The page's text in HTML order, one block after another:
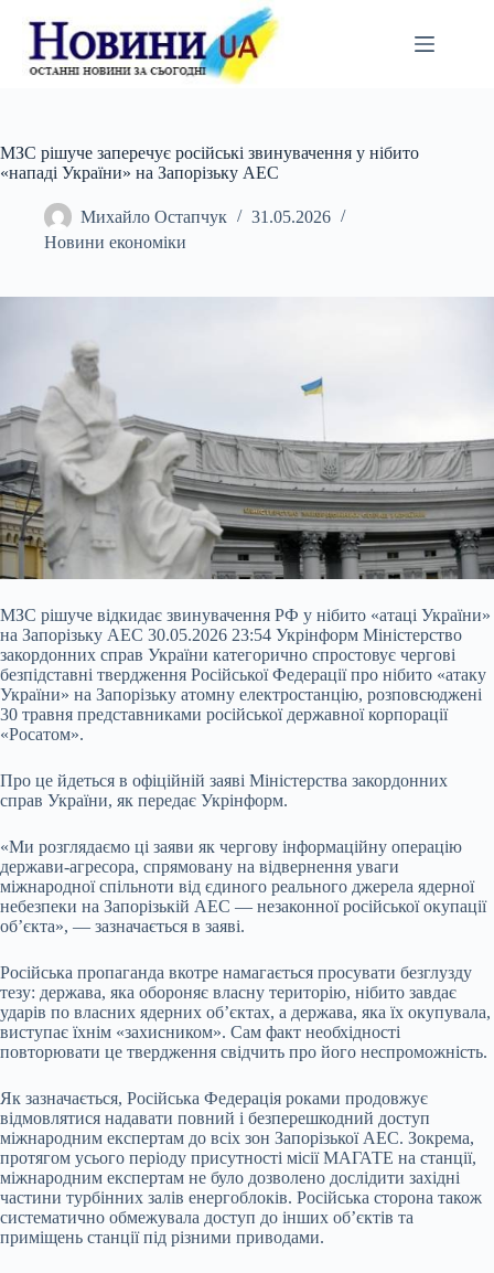
вмісту
МЗС рішуче заперечує російські звинувачення у нібито
«нападі України» на Запорізьку АЕС
Михайло Остапчук
31.05.2026
Новини економіки
МЗС рішуче відкидає звинувачення РФ у нібито «атаці України»
на Запорізьку АЕС 30.05.2026 23:54 Укрінформ Міністерство
закордонних справ України категорично спростовує чергові
безпідставні твердження Російської Федерації про нібито «атаку
України» на Запорізьку атомну електростанцію, розповсюджені
30 травня представниками російської державної корпорації
«Росатом».
Про це йдеться в офіційній заяві Міністерства закордонних
справ України, як передає Укрінформ.
«Ми розглядаємо ці заяви як чергову інформаційну операцію
держави-агресора, спрямовану на відвернення уваги
міжнародної спільноти від єдиного реального джерела ядерної
небезпеки на Запорізькій АЕС — незаконної російської окупації
об’єкта», — зазначається в заяві.
Російська пропаганда вкотре намагається просувати безглузду
тезу: держава, яка обороняє власну територію, нібито завдає
ударів по власних ядерних об’єктах, а держава, яка їх окупувала,
виступає їхнім «захисником». Сам факт необхідності
повторювати це твердження свідчить про його неспроможність.
Як зазначається, Російська Федерація роками продовжує
відмовлятися надавати повний і безперешкодний доступ
міжнародним експертам до всіх зон Запорізької АЕС. Зокрема,
протягом усього періоду присутності місії МАГАТЕ на станції,
міжнародним експертам не було дозволено дослідити західні
частини турбінних залів енергоблоків. Російська сторона також
систематично обмежувала доступ до інших об’єктів та
приміщень станції під різними приводами.